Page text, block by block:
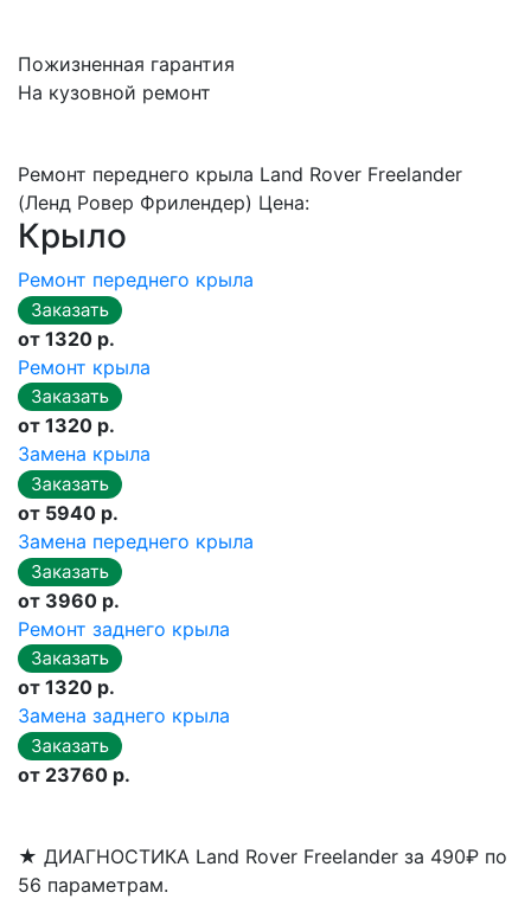
Пожизненная гарантия
На кузовной ремонт
Ремонт переднего крыла Land Rover Freelander
(Ленд Ровер Фрилендер) Цена:
Крыло
Ремонт переднего крыла
от 1320 р.
Ремонт крыла
от 1320 р.
Замена крыла
от 5940 р.
Замена переднего крыла
от 3960 р.
Ремонт заднего крыла
от 1320 р.
Замена заднего крыла
от 23760 р.
★ ДИАГНОСТИКА Land Rover Freelander за 490₽ по
56 параметрам.